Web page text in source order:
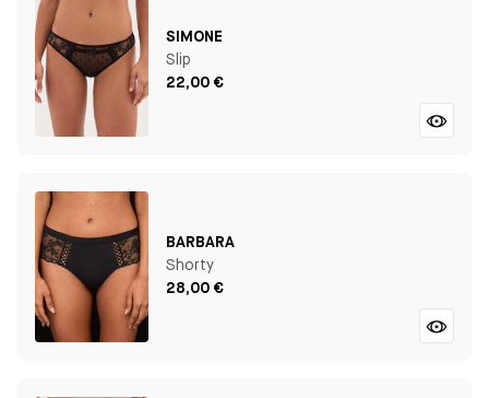
SIMONE
Slip
22,00 €
BARBARA
Shorty
28,00 €